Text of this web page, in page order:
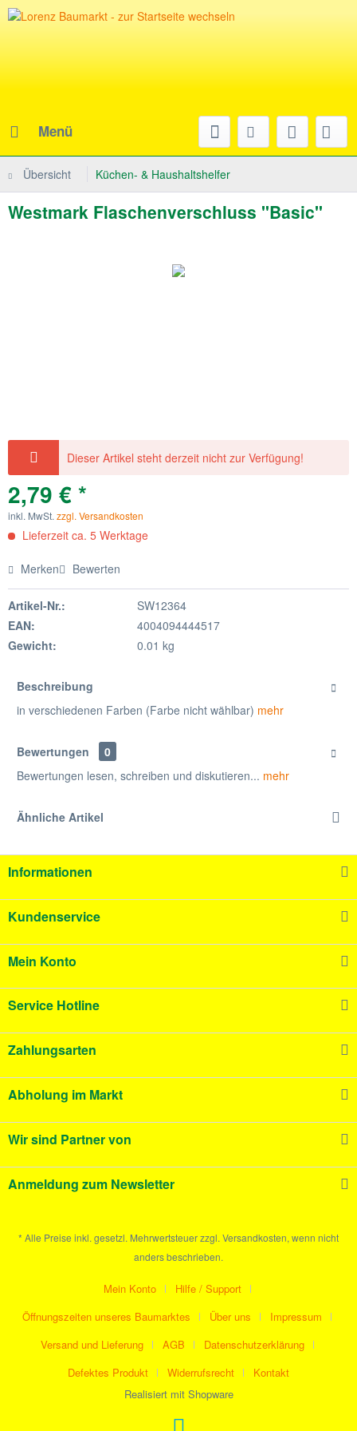
Menü
Übersicht Küchen- & Haushaltshelfer
Westmark Flaschenverschluss "Basic"
Dieser Artikel steht derzeit nicht zur Verfügung!
2,79 € *
inkl. MwSt. zzgl. Versandkosten
Lieferzeit ca. 5 Werktage
Merken Bewerten
Artikel-Nr.:
SW12364
EAN:
4004094444517
Gewicht:
0.01 kg
Beschreibung
in verschiedenen Farben (Farbe nicht wählbar) mehr
Bewertungen
0
Bewertungen lesen, schreiben und diskutieren... mehr
Ähnliche Artikel
Informationen
Kundenservice
Mein Konto
Service Hotline
Zahlungsarten
Abholung im Markt
Wir sind Partner von
Anmeldung zum Newsletter
* Alle Preise inkl. gesetzl. Mehrwertsteuer zzgl. Versandkosten, wenn nicht
anders beschrieben.
Mein Konto
Hilfe / Support
Öffnungszeiten unseres Baumarktes
Über uns
Impressum
Versand und Lieferung
AGB
Datenschutzerklärung
Defektes Produkt
Widerrufsrecht
Kontakt
Realisiert mit Shopware